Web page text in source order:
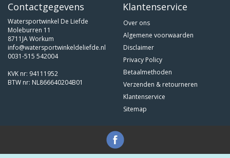
Contactgegevens
Watersportwinkel De Liefde
Moleburren 11
8711JA Workum
info@watersportwinkeldeliefde.nl
0031-515 542004
KVK nr: 94111952
BTW nr: NL866640204B01
Klantenservice
Over ons
Algemene voorwaarden
Disclaimer
Privacy Policy
Betaalmethoden
Verzenden & retourneren
Klantenservice
Sitemap